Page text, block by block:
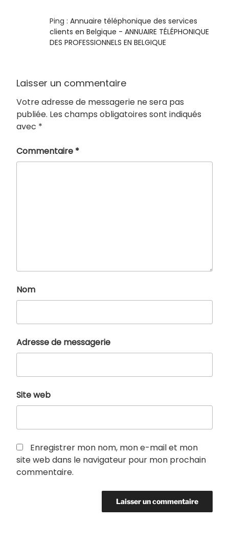
Ping : Annuaire téléphonique des services
clients en Belgique - ANNUAIRE TÉLÉPHONIQUE
DES PROFESSIONNELS EN BELGIQUE
Laisser un commentaire
Votre adresse de messagerie ne sera pas
publiée. Les champs obligatoires sont indiqués
avec *
Commentaire *
Nom
Adresse de messagerie
Site web
Enregistrer mon nom, mon e-mail et mon
site web dans le navigateur pour mon prochain
commentaire.